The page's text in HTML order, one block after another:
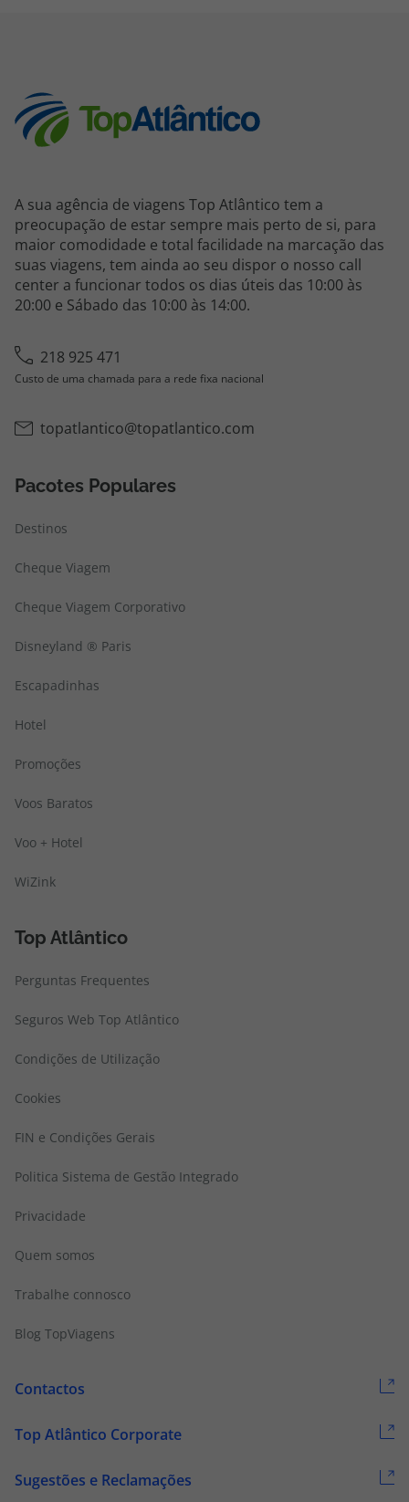
A sua agência de viagens Top Atlântico tem a
preocupação de estar sempre mais perto de si, para
maior comodidade e total facilidade na marcação das
suas viagens, tem ainda ao seu dispor o nosso call
center a funcionar todos os dias úteis das 10:00 às
20:00 e Sábado das 10:00 às 14:00.
218 925 471
Custo de uma chamada para a rede fixa nacional
topatlantico@topatlantico.com
Pacotes Populares
Destinos
Cheque Viagem
Cheque Viagem Corporativo
Disneyland ® Paris
Escapadinhas
Hotel
Promoções
Voos Baratos
Voo + Hotel
WiZink
Top Atlântico
Perguntas Frequentes
Seguros Web Top Atlântico
Condições de Utilização
Cookies
FIN e Condições Gerais
Politica Sistema de Gestão Integrado
Privacidade
Quem somos
Trabalhe connosco
Blog TopViagens
Contactos
Top Atlântico Corporate
Sugestões e Reclamações